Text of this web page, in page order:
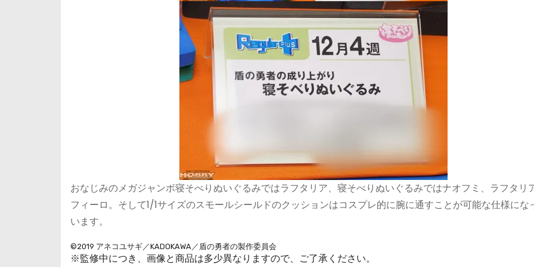
おなじみのメガジャンボ寝そべりぬいぐるみではラフタリア、寝そべりぬいぐるみではナオフミ、ラフタリア
フィーロ。そして1/1サイズのスモールシールドのクッションはコスプレ的に腕に通すことが可能な仕様にな
います。
©2019 アネコユサギ／KADOKAWA／盾の勇者の製作委員会
※監修中につき、画像と商品は多少異なりますので、ご了承ください。